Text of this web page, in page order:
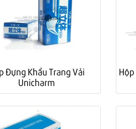
Đựng Khẩu Trang Vải
Unicharm